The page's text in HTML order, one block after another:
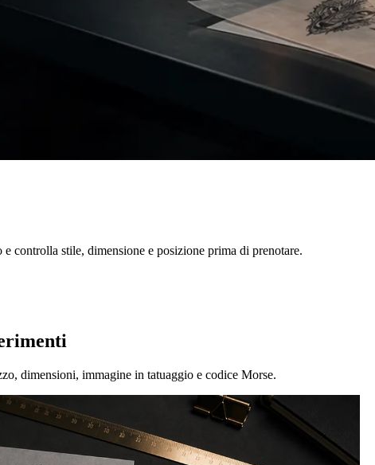
controlla stile, dimensione e posizione prima di prenotare.
dimensioni, immagine in tatuaggio e codice Morse.